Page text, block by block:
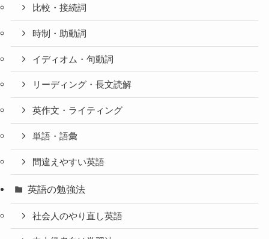
比較・接続詞
時制・助動詞
イディオム・句動詞
リーディング・長文読解
英作文・ライティング
単語・語彙
間違えやすい英語
英語の勉強法
社会人のやり直し英語